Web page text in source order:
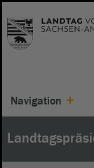
Navigation